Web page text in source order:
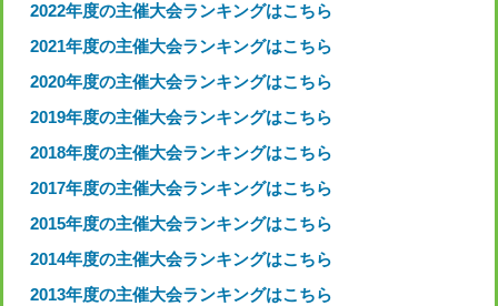
2022年度の主催大会ランキングはこちら
2021年度の主催大会ランキングはこちら
2020年度の主催大会ランキングはこちら
2019年度の主催大会ランキングはこちら
2018年度の主催大会ランキングはこちら
2017年度の主催大会ランキングはこちら
2015年度の主催大会ランキングはこちら
2014年度の主催大会ランキングはこちら
2013年度の主催大会ランキングはこちら